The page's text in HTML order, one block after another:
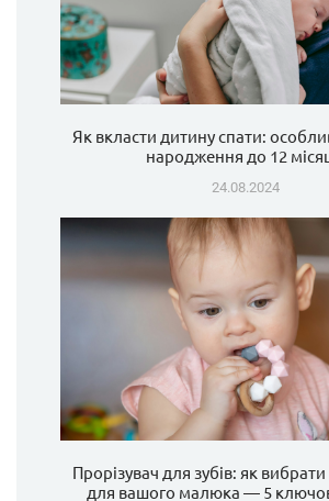
Як вкласти дитину спати:
народження до 12
24.08.2024
Прорізувач для зубів: як
для вашого малюка — 5